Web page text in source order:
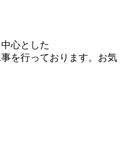
心とした
を行っております。お気